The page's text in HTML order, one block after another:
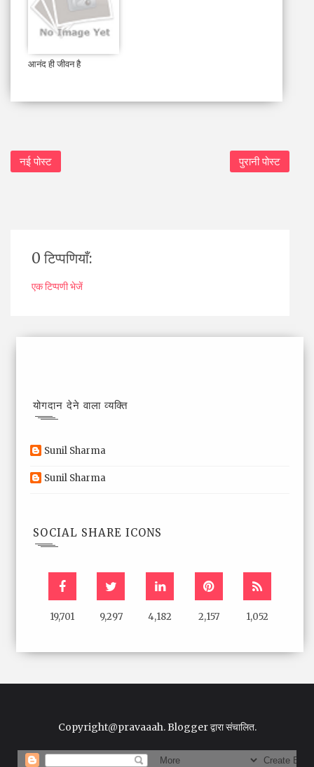
आनंद ही जीवन है
नई पोस्ट पुरानी पोस्ट
0 टिप्पणियाँ:
एक टिप्पणी भेजें
योगदान देने वाला व्यक्ति
Sunil Sharma
Sunil Sharma
SOCIAL SHARE ICONS
19,701 9,297 4,182 2,157 1,052
Copyright@pravaaah.Bloggerद्वारा संचालित.